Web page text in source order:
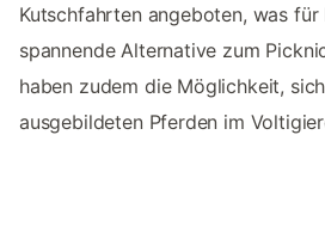
Kutschfahrten angeboten, was für
spannende Alternative zum
haben zudem die Möglichkeit,
ausgebildeten Pferden im